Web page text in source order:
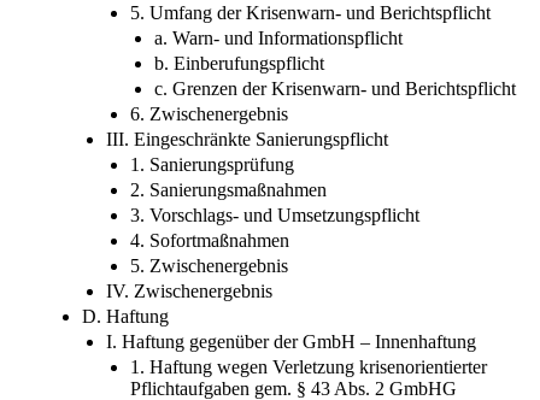
5. Umfang der Krisenwarn- und Berichtspflicht
a. Warn- und Informationspflicht
b. Einberufungspflicht
c. Grenzen der Krisenwarn- und Berichtspflicht
6. Zwischenergebnis
III. Eingeschränkte Sanierungspflicht
1. Sanierungsprüfung
2. Sanierungsmaßnahmen
3. Vorschlags- und Umsetzungspflicht
4. Sofortmaßnahmen
5. Zwischenergebnis
IV. Zwischenergebnis
D. Haftung
I. Haftung gegenüber der GmbH – Innenhaftung
1. Haftung wegen Verletzung krisenorientierter
Pflichtaufgaben gem. § 43 Abs. 2 GmbHG